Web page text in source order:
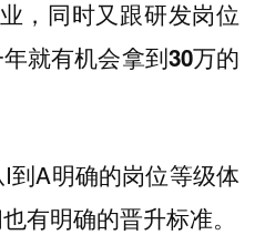
，同时又跟研发岗位
就有机会拿到30万的
到A明确的岗位等级体
有明确的晋升标准。